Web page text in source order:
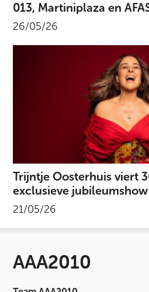
013, Martiniplaza en
26/05/26
Trijntje Oosterhuis viert
exclusieve
21/05/26
AAA2010